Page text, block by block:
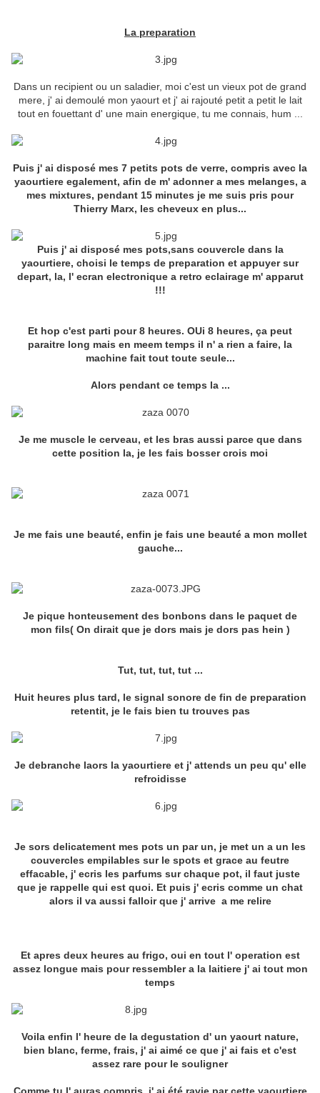
La preparation
Dans un recipient ou un saladier, moi c'est un vieux pot de grand
mere, j' ai demoulé mon yaourt et j' ai rajouté petit a petit le lait
tout en fouettant d' une main energique, tu me connais, hum ...
Puis j' ai disposé mes 7 petits pots de verre, compris avec la
yaourtiere egalement, afin de m' adonner a mes melanges, a
mes mixtures, pendant 15 minutes je me suis pris pour
Thierry Marx, les cheveux en plus...
Puis j' ai disposé mes pots,sans couvercle dans la
yaourtiere, choisi le temps de preparation et appuyer sur
depart, la, l' ecran electronique a retro eclairage m' apparut
!!!
Et hop c'est parti pour 8 heures. OUi 8 heures, ça peut
paraitre long mais en meem temps il n' a rien a faire, la
machine fait tout toute seule...
Alors pendant ce temps la ...
Je me muscle le cerveau, et les bras aussi parce que dans
cette position la, je les fais bosser crois moi
Je me fais une beauté, enfin je fais une beauté a mon mollet
gauche...
Je pique honteusement des bonbons dans le paquet de
mon fils( On dirait que je dors mais je dors pas hein )
Tut, tut, tut, tut ...
Huit heures plus tard, le signal sonore de fin de preparation
retentit, je le fais bien tu trouves pas
Je debranche laors la yaourtiere et j' attends un peu qu' elle
refroidisse
Je sors delicatement mes pots un par un, je met un a un les
couvercles empilables sur le spots et grace au feutre
effacable, j' ecris les parfums sur chaque pot, il faut juste
que je rappelle qui est quoi. Et puis j' ecris comme un chat
alors il va aussi falloir que j' arrive a me relire
Et apres deux heures au frigo, oui en tout l' operation est
assez longue mais pour ressembler a la laitiere j' ai tout mon
temps
Voila enfin l' heure de la degustation d' un yaourt nature,
bien blanc, ferme, frais, j' ai aimé ce que j' ai fais et c'est
assez rare pour le souligner